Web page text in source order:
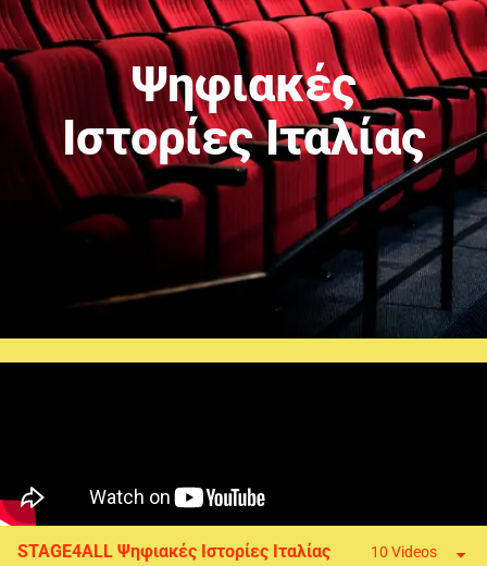
Ψηφιακές
Ιστορίες Ιταλίας
STAGE4ALL Ψηφιακές Ιστορίες Ιταλίας 10 Videos